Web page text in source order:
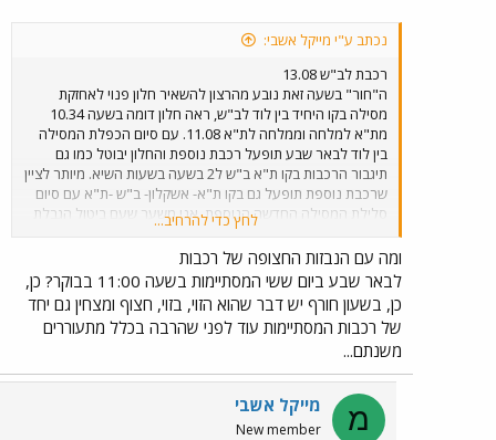
נכתב ע"י מייקל אשבי:
רכבת לב"ש 13.08
ה"חור" בשעה זאת נובע מהרצון להשאיר חלון פנוי לאחזקת
מסילה בקו היחיד בין לוד לב"ש, ראה חלון דומה בשעה 10.34
מת"א למלחה וממלחה לת"א 11.08. עם סיום הכפלת המסילה
בין לוד לבאר שבע תופעל רכבת נוספת והחלון יבוטל כמו גם
תיגבור הרכבות בקו ת"א ב"ש ל2 בשעה בשעות השיא. מיותר לציין
שרכבת נוספת תופעל גם בקו ת"א- אשקלון- ב"ש -ת"א עם סיום
סלילת המסילה החדשה הנוספת. אני משער שעם ביטול הגבלת
המהירות ב02.09.06 יחזור השרות למצב "טרום ההגבלה" כלומר
עמידה בזמנים ברמה של כ90%_+.
לחץ כדי להרחיב...
ומה עם הנבזות החצופה של רכבות
לבאר שבע ביום ששי המסתיימות בשעה 11:00 בבוקר? כן,
כן, בשעון חורף יש דבר שהוא הזוי, בזוי, חצוף ומצחין גם יחד
של רכבות המסתיימות עוד לפני שהרבה בכלל מתעוררים
משנתם...
מ מייקל אשבי
New member